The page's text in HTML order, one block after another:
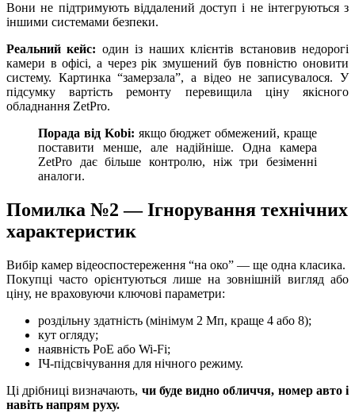
Вони не підтримують віддалений доступ і не інтегруються з
іншими системами безпеки.
Реальний кейс: один із наших клієнтів встановив недорогі
камери в офісі, а через рік змушений був повністю оновити
систему. Картинка “замерзала”, а відео не записувалося. У
підсумку вартість ремонту перевищила ціну якісного
обладнання ZetPro.
Порада від Kobi: якщо бюджет обмежений, краще
поставити менше, але надійніше. Одна камера
ZetPro дає більше контролю, ніж три безіменні
аналоги.
Помилка №2 — Ігнорування технічних
характеристик
Вибір камер відеоспостереження “на око” — ще одна класика.
Покупці часто орієнтуються лише на зовнішній вигляд або
ціну, не враховуючи ключові параметри:
роздільну здатність (мінімум 2 Мп, краще 4 або 8);
кут огляду;
наявність PoE або Wi-Fi;
ІЧ-підсвічування для нічного режиму.
Ці дрібниці визначають, чи буде видно обличчя, номер авто і
навіть напрям руху.